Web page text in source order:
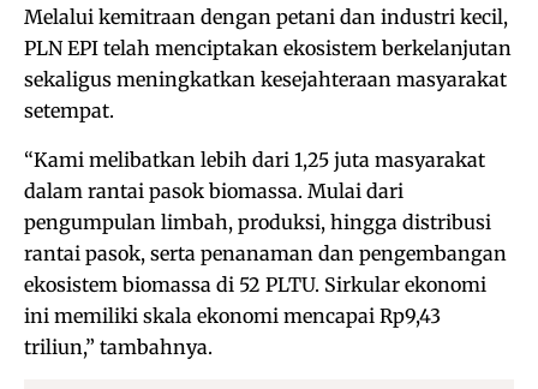
Melalui kemitraan dengan petani dan industri kecil,
PLN EPI telah menciptakan ekosistem berkelanjutan
sekaligus meningkatkan kesejahteraan masyarakat
setempat.
“Kami melibatkan lebih dari 1,25 juta masyarakat
dalam rantai pasok biomassa. Mulai dari
pengumpulan limbah, produksi, hingga distribusi
rantai pasok, serta penanaman dan pengembangan
ekosistem biomassa di 52 PLTU. Sirkular ekonomi
ini memiliki skala ekonomi mencapai Rp9,43
triliun,” tambahnya.